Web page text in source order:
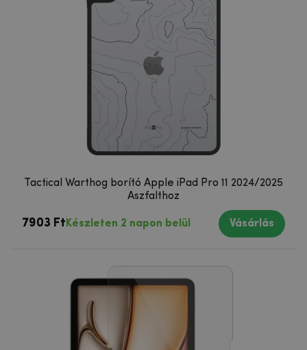
Tactical Warthog borító Apple iPad Pro 11 2024/2025
Aszfalthoz
7903 Ft Készleten 2 napon belül Vásárlás